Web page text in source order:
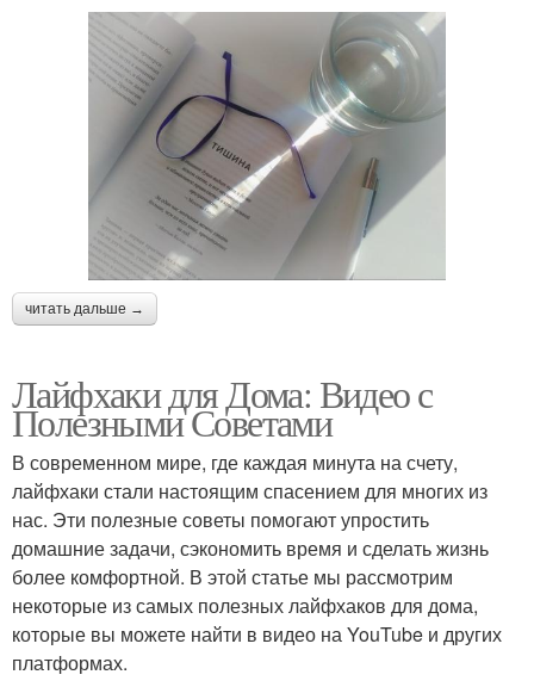
читать дальше →
Лайфхаки для Дома: Видео с
Полезными Советами
В современном мире, где каждая минута на счету,
лайфхаки стали настоящим спасением для многих из
нас. Эти полезные советы помогают упростить
домашние задачи, сэкономить время и сделать жизнь
более комфортной. В этой статье мы рассмотрим
некоторые из самых полезных лайфхаков для дома,
которые вы можете найти в видео на YouTube и других
платформах.